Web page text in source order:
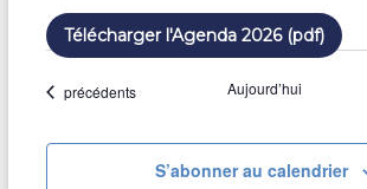
Télécharger l'Agenda 2026 (pdf)
Évènements
précédents Aujourd’hui
S’abonner au calendrier